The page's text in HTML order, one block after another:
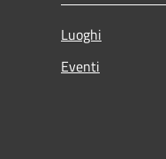
Luoghi
Eventi